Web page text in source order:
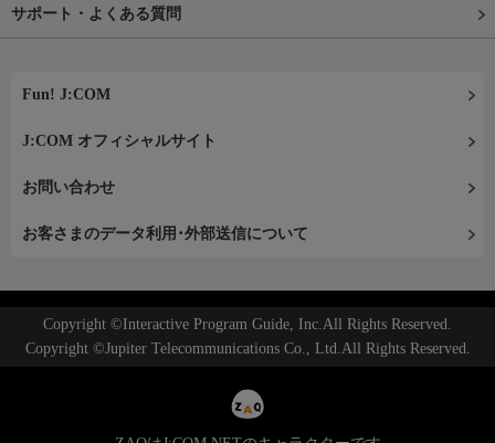
サポート・よくある質問
Fun! J:COM
J:COM オフィシャルサイト
お問い合わせ
お客さまのデータ利用･外部送信について
Copyright ©Interactive Program Guide, Inc.All Rights Reserved.
Copyright ©Jupiter Telecommunications Co., Ltd.All Rights Reserved.